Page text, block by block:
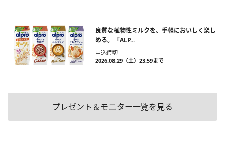
良質な植物性ミルクを、手軽においしく楽し
める。「ALP...
申込締切
2026.08.29（土）23:59まで
プレゼント＆モニター一覧を見る